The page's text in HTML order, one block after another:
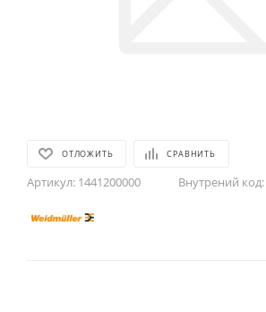
ОТЛОЖИТЬ СРАВНИТЬ
Артикул: 1441200000 Внутрений код: